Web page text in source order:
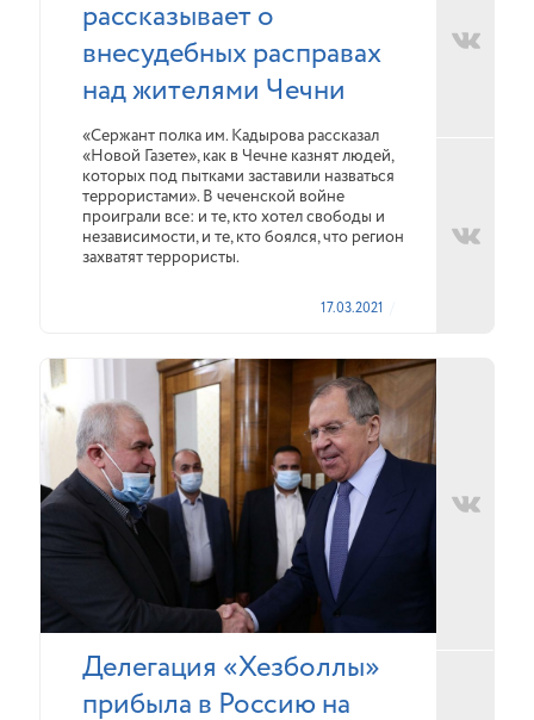
рассказывает о
внесудебных расправах
над жителями Чечни
«Сержант полка им. Кадырова рассказал
«Новой Газете», как в Чечне казнят людей,
которых под пытками заставили назваться
террористами». В чеченской войне
проиграли все: и те, кто хотел свободы и
независимости, и те, кто боялся, что регион
захватят террористы.
17.03.2021
Делегация «Хезболлы»
прибыла в Россию на